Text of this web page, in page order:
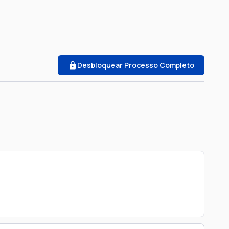
Desbloquear Processo Completo